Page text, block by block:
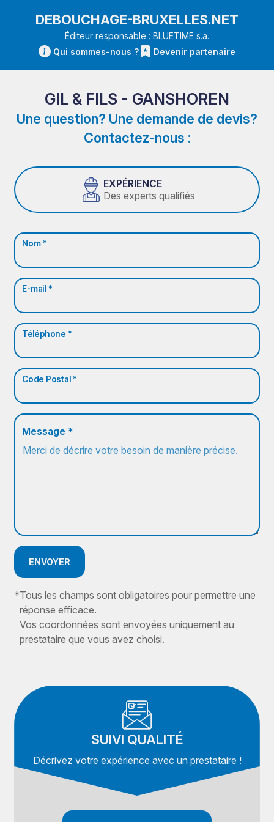
DEBOUCHAGE-BRUXELLES.NET
Éditeur responsable : BLUETIME s.a.
Qui sommes-nous ?
Devenir partenaire
GIL & FILS - GANSHOREN
Une question? Une demande de devis?
Contactez-nous :
EXPÉRIENCE
Des experts qualifiés
Nom *
E-mail *
Téléphone *
Code Postal *
Message *
ENVOYER
*Tous les champs sont obligatoires pour permettre une
réponse efficace.
Vos coordonnées sont envoyées uniquement au
prestataire que vous avez choisi.
SUIVI QUALITÉ
Décrivez votre expérience avec un prestataire !